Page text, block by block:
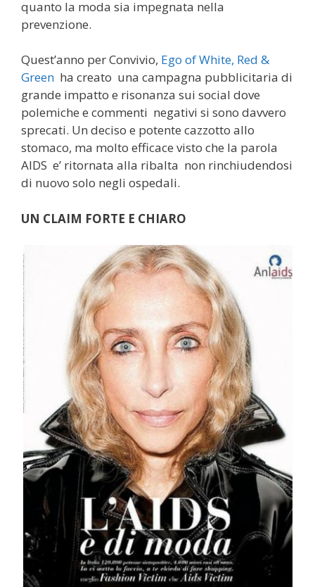
quanto la moda sia impegnata nella
prevenzione.
Quest’anno per Convivio, Ego of White, Red &
Green ha creato una campagna pubblicitaria di
grande impatto e risonanza sui social dove
polemiche e commenti negativi si sono davvero
sprecati. Un deciso e potente cazzotto allo
stomaco, ma molto efficace visto che la parola
AIDS e’ ritornata alla ribalta non rinchiudendosi
di nuovo solo negli ospedali.
UN CLAIM FORTE E CHIARO